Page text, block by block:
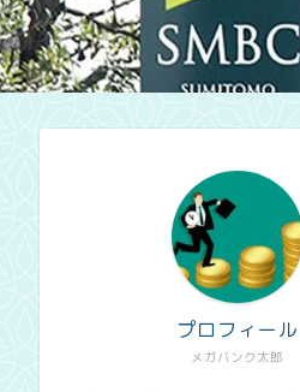
メガバンク太郎
プロフィール